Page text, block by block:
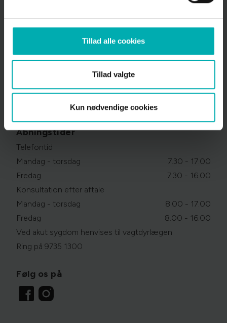
Tillad alle cookies
Tillad valgte
Kun nødvendige cookies
info@skjerndyrehospital.dk
Links
Cookiepolitik
Persondatapolitik
Åbningstider
Telefontid
Mandag - torsdag
7.30 - 17.00
Fredag
7.30 - 16.00
Konsultation efter aftale
Mandag - torsdag
8.00 - 17.00
Fredag
8.00 - 16.00
Ved akut sygdom henvises til vagtdyrlægen
Ring på 9735 1300
Følg os på